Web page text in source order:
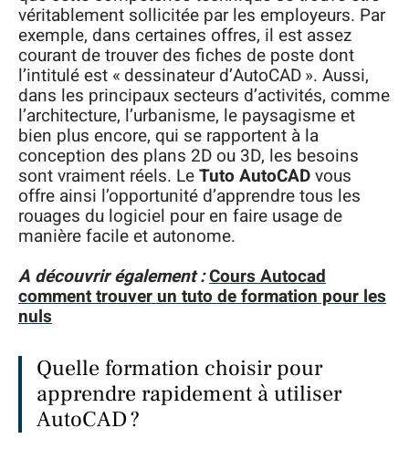
véritablement sollicitée par les employeurs. Par
exemple, dans certaines offres, il est assez
courant de trouver des fiches de poste dont
l’intitulé est « dessinateur d’AutoCAD ». Aussi,
dans les principaux secteurs d’activités, comme
l’architecture, l’urbanisme, le paysagisme et
bien plus encore, qui se rapportent à la
conception des plans 2D ou 3D, les besoins
sont vraiment réels. LeTuto AutoCADvous
offre ainsi l’opportunité d’apprendre tous les
rouages du logiciel pour en faire usage de
manière facile et autonome.
A découvrir également :Cours Autocad
comment trouver un tuto de formation pour les
nuls
Quelle formation choisir pour
apprendre rapidement à utiliser
AutoCAD ?